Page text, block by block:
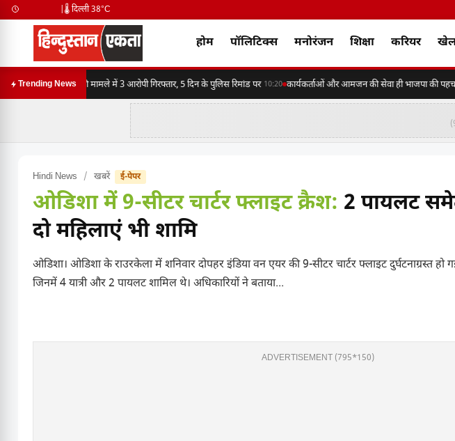
🌡️ दिल्ली 38°C
होम पॉलिटिक्स मनोरंजन शिक्षा करियर
Trending News
मारपीट, लूट व धमकी मामले में 3 आरोपी गिरफ्तार, 5 दिन के पुलिस रिमांड पर 10:20 कार्यकर्ताओं और आमजन की सेवा ही भाजपा की पहचान
Hindi News / खबरें ई-पेपर
ओडिशा में 9-सीटर चार्टर फ्लाइट क्रैश: 2 पायलट
दो महिलाएं भी शामि
ओडिशा। ओडिशा के राउरकेला में शनिवार दोपहर इंडिया वन एयर की 9-सीटर चार्टर फ्लाइट दुर्घटनाग्रस्त
जिनमें 4 यात्री और 2 पायलट शामिल थे। अधिकारियों ने बताया...
ADVERTISEMENT (795*150)